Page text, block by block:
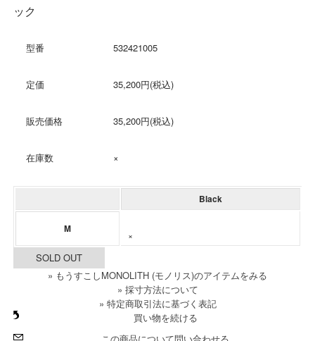
ック
型番 532421005
定価 35,200円(税込)
販売価格 35,200円(税込)
在庫数 ×
» 採寸方法について
» 特定商取引法に基づく表記
買い物を続ける
Black
M
×
SOLD OUT
» もうすこしMONOLITH (モノリス)のアイテムをみる